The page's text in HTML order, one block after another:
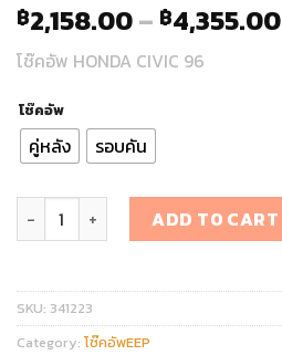
฿2,158.00– ฿4,355.00
โช๊คอัพ HONDA CIVIC 96
โช๊คอัพ
คู่หลัง รอบคัน
โช๊คอัพ HONDA CIVIC 96 quantity
ADD TO CART
SKU: 341223
Category: โช๊คอัพEEP